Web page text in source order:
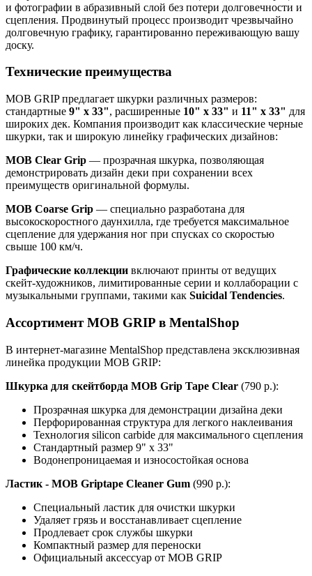
и фотографии в абразивный слой без потери долговечности и
сцепления. Продвинутый процесс производит чрезвычайно
долговечную графику, гарантированно переживающую вашу
доску.
Технические преимущества
MOB GRIP предлагает шкурки различных размеров:
стандартные 9" x 33", расширенные 10" x 33" и 11" x 33" для
широких дек. Компания производит как классические черные
шкурки, так и широкую линейку графических дизайнов:
MOB Clear Grip — прозрачная шкурка, позволяющая
демонстрировать дизайн деки при сохранении всех
преимуществ оригинальной формулы.
MOB Coarse Grip — специально разработана для
высокоскоростного даунхилла, где требуется максимальное
сцепление для удержания ног при спусках со скоростью
свыше 100 км/ч.
Графические коллекции включают принты от ведущих
скейт-художников, лимитированные серии и коллаборации с
музыкальными группами, такими как Suicidal Tendencies.
Ассортимент MOB GRIP в MentalShop
В интернет-магазине MentalShop представлена эксклюзивная
линейка продукции MOB GRIP:
Шкурка для скейтборда MOB Grip Tape Clear (790 р.):
Прозрачная шкурка для демонстрации дизайна деки
Перфорированная структура для легкого наклеивания
Технология silicon carbide для максимального сцепления
Стандартный размер 9" x 33"
Водонепроницаемая и износостойкая основа
Ластик - MOB Griptape Cleaner Gum (990 р.):
Специальный ластик для очистки шкурки
Удаляет грязь и восстанавливает сцепление
Продлевает срок службы шкурки
Компактный размер для переноски
Официальный аксессуар от MOB GRIP